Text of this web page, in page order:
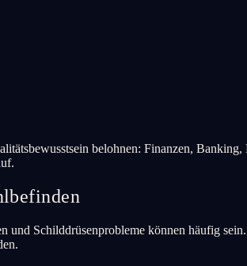
belohnen: Finanzen,
und Schilddrüsenprobleme können häufig